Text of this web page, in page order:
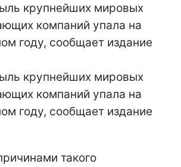
крупнейших мировых
компаний упала на
году, сообщает издание
крупнейших мировых
компаний упала на
году, сообщает издание
такого